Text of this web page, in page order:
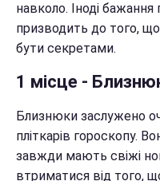
навколо. Іноді
призводить до того,
бути секретами.
1 місце -
Близнюки заслужено
пліткарів гороскопу.
завжди мають свіжі
втриматися від того,